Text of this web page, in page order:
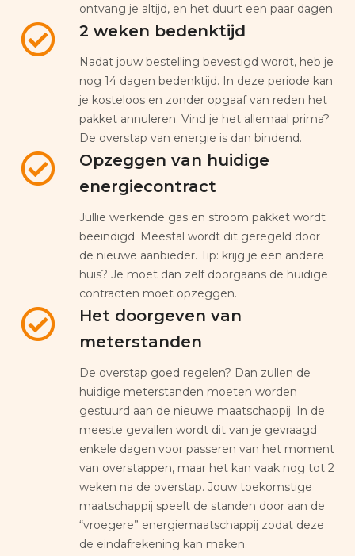
ontvang je altijd, en het duurt een paar dagen.
2 weken bedenktijd
Nadat jouw bestelling bevestigd wordt, heb je
nog 14 dagen bedenktijd. In deze periode kan
je kosteloos en zonder opgaaf van reden het
pakket annuleren. Vind je het allemaal prima?
De overstap van energie is dan bindend.
Opzeggen van huidige
energiecontract
Jullie werkende gas en stroom pakket wordt
beëindigd. Meestal wordt dit geregeld door
de nieuwe aanbieder. Tip: krijg je een andere
huis? Je moet dan zelf doorgaans de huidige
contracten moet opzeggen.
Het doorgeven van
meterstanden
De overstap goed regelen? Dan zullen de
huidige meterstanden moeten worden
gestuurd aan de nieuwe maatschappij. In de
meeste gevallen wordt dit van je gevraagd
enkele dagen voor passeren van het moment
van overstappen, maar het kan vaak nog tot 2
weken na de overstap. Jouw toekomstige
maatschappij speelt de standen door aan de
“vroegere” energiemaatschappij zodat deze
de eindafrekening kan maken.